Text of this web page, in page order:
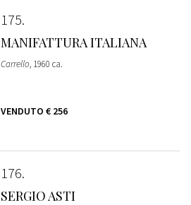
175
MANIFATTURA ITALIANA
Carrello, 1960 ca.
VENDUTO € 256
176
SERGIO ASTI